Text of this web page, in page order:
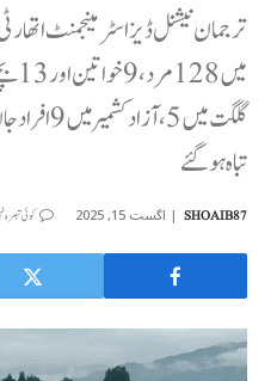
ترجمان نیشنل ڈیزاسٹر مینجمنٹ
تباہ ہوگئے
SHOAIB87 اگست 15, 2025 کوئی